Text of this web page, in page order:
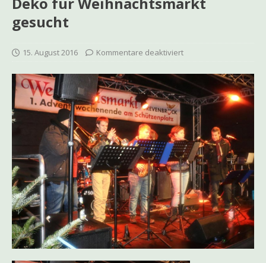
gesucht
15. August 2016 Kommentare deaktiviert